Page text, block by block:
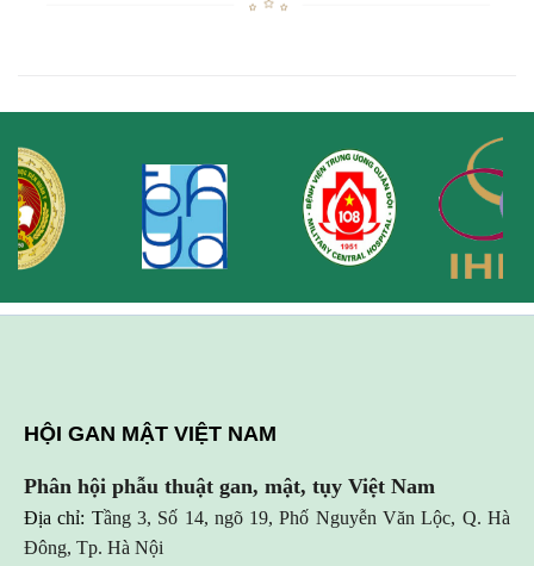
HỘI GAN MẬT VIỆT NAM
Phân hội phẫu thuật gan, mật, tụy Việt Nam
Địa chỉ: Tầng 3, Số 14, ngõ 19, Phố Nguyễn Văn Lộc, Q. Hà
Đông, Tp. Hà Nội